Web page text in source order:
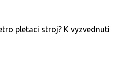
pletaci stroj? K vyzvednuti